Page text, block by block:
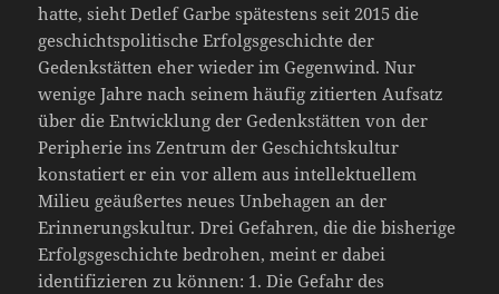
hatte, sieht Detlef Garbe spätestens seit 2015 die
geschichtspolitische Erfolgsgeschichte der
Gedenkstätten eher wieder im Gegenwind. Nur
wenige Jahre nach seinem häufig zitierten Aufsatz
über die Entwicklung der Gedenkstätten von der
Peripherie ins Zentrum der Geschichtskultur
konstatiert er ein vor allem aus intellektuellem
Milieu geäußertes neues Unbehagen an der
Erinnerungskultur. Drei Gefahren, die die bisherige
Erfolgsgeschichte bedrohen, meint er dabei
identifizieren zu können: 1. Die Gefahr des